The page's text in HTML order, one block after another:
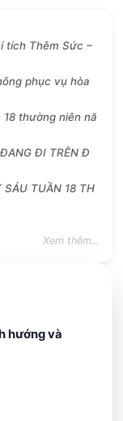
tích Thêm Sức –
phục vụ hòa
thường niên nă
ĐI TRÊN Đ
TUẦN 18 TH
Xem thêm...
hướng và